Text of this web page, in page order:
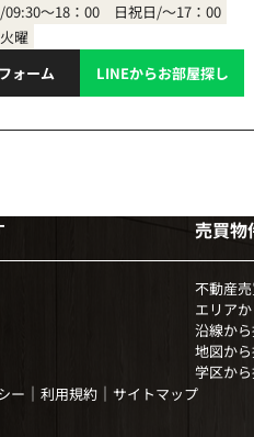
09:30～18：00 日祝日/～17：00
曜
ォーム
LINEからお部屋探し
売買物
不動産
エリア
沿線か
地図か
学区か
ー ｜ 利用規約 ｜ サイトマップ